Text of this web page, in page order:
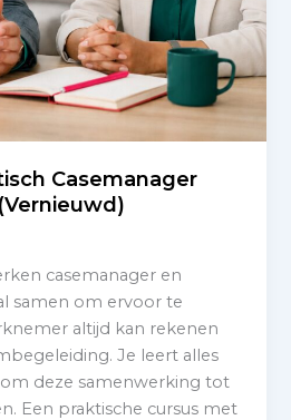
Casemanager
casemanager en
samen om ervoor te
altijd kan rekenen
Je leert alles
deze samenwerking tot
Een praktische cursus met